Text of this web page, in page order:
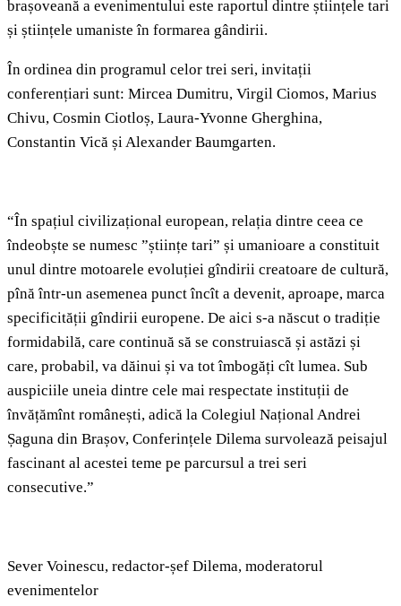
brașoveană a evenimentului este raportul dintre științele tari
și științele umaniste în formarea gândirii.
În ordinea din programul celor trei seri, invitații
conferențiari sunt: Mircea Dumitru, Virgil Ciomos, Marius
Chivu, Cosmin Ciotloș, Laura-Yvonne Gherghina,
Constantin Vică și Alexander Baumgarten.
“În spațiul civilizațional european, relația dintre ceea ce
îndeobște se numesc ”științe tari” și umanioare a constituit
unul dintre motoarele evoluției gîndirii creatoare de cultură,
pînă într-un asemenea punct încît a devenit, aproape, marca
specificității gîndirii europene. De aici s-a născut o tradiție
formidabilă, care continuă să se construiască și astăzi și
care, probabil, va dăinui și va tot îmbogăți cît lumea. Sub
auspiciile uneia dintre cele mai respectate instituții de
învățămînt românești, adică la Colegiul Național Andrei
Șaguna din Brașov, Conferințele Dilema survolează peisajul
fascinant al acestei teme pe parcursul a trei seri
consecutive.”
Sever Voinescu, redactor-șef Dilema, moderatorul
evenimentelor